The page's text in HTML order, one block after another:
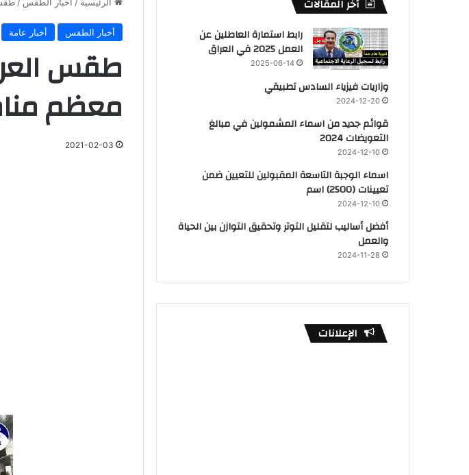
أخبار الطقس أخبار عامة
طقس
معظم
2021-02-03
أخر المقالات
رابط استمارة العاطلين عن
العمل 2025 في العراق
2025-06-14
وزاريات فيزياء السادس تطبيقي
2024-12-20
قوائم جديد من اسماء المشمولين في مبالغ
التعويضات 2024
2024-12-10
اسماء الوجبة التاسعة المقبولين للتعيين ضمن
تعيينات (2500) اسم
2024-12-10
أفضل أساليب لتقليل التوتر وتحقيق التوازن بين الحياة
والعمل
2024-11-28
الإعلانات